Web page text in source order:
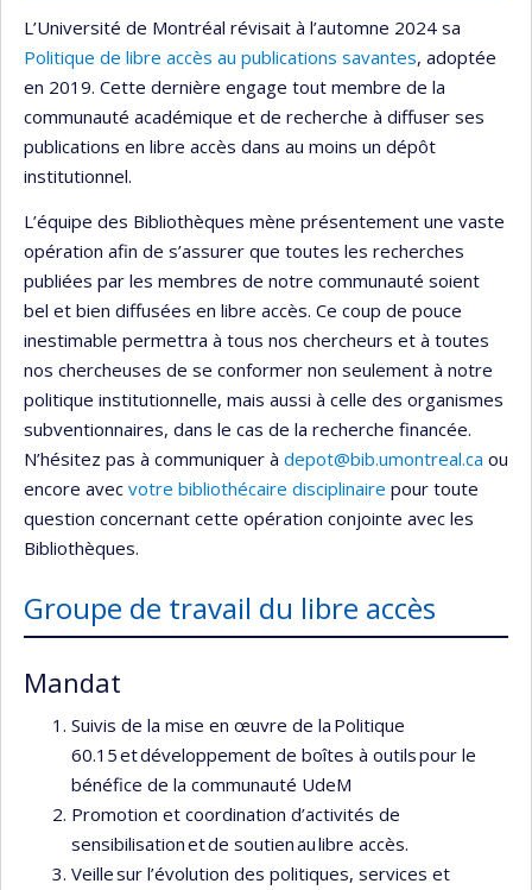
L’Université de Montréal révisait à l’automne 2024 sa
Politique de libre accès au publications savantes, adoptée
en 2019. Cette dernière engage tout membre de la
communauté académique et de recherche à diffuser ses
publications en libre accès dans au moins un dépôt
institutionnel.
L’équipe des Bibliothèques mène présentement une vaste
opération afin de s’assurer que toutes les recherches
publiées par les membres de notre communauté soient
bel et bien diffusées en libre accès. Ce coup de pouce
inestimable permettra à tous nos chercheurs et à toutes
nos chercheuses de se conformer non seulement à notre
politique institutionnelle, mais aussi à celle des organismes
subventionnaires, dans le cas de la recherche financée.
N’hésitez pas à communiquer à depot@bib.umontreal.ca ou
encore avec votre bibliothécaire disciplinaire pour toute
question concernant cette opération conjointe avec les
Bibliothèques.
Groupe de travail du libre accès
Mandat
Suivis de la mise en œuvre de la Politique
60.15 et développement de boîtes à outils pour le
bénéfice de la communauté UdeM
Promotion et coordination d’activités de
sensibilisation et de soutien au libre accès.
Veille sur l’évolution des politiques, services et